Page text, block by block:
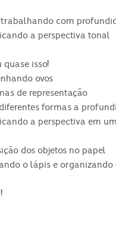
trabalhando com
a perspectiva tonal
quase isso!
ovos
de representação
formas a
a perspectiva em
dos objetos no papel
o lápis e organizando